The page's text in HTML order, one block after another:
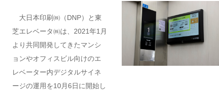
大日本印刷㈱（DNP）と東
芝エレベータ㈱は、2021年1月
より共同開発してきたマンシ
ョンやオフィスビル向けのエ
レベーター内デジタルサイネ
ージの運用を10月6日に開始し